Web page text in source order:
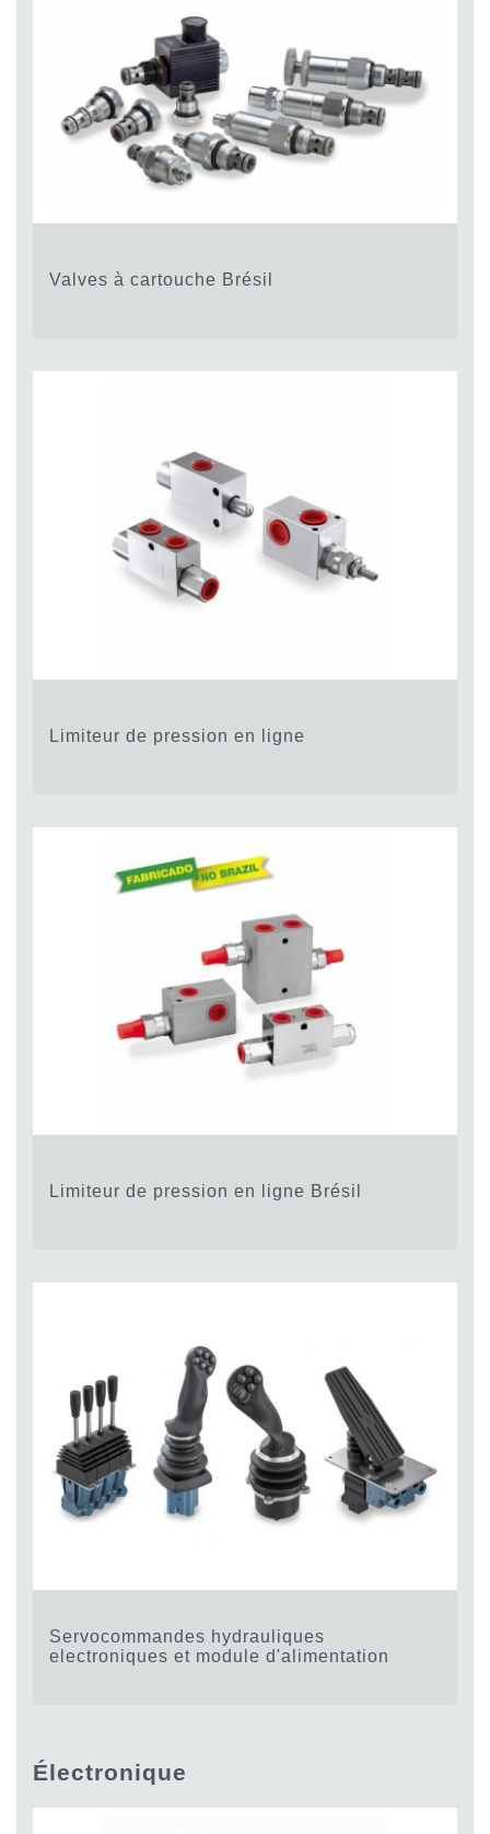
Valves à cartouche Brésil
Limiteur de pression en ligne
Limiteur de pression en ligne Brésil
Servocommandes hydrauliques
electroniques et module d'alimentation
Électronique